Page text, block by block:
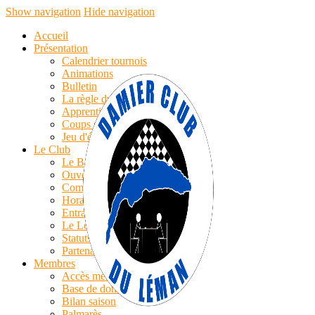
Show navigation Hide navigation
Accueil
Présentation
Calendrier tournois
Animations
Bulletin
La règle du jeu
Apprentissage
Coups simples
Jeu d'échecs
Le Club
Le Bureau
Ouverture
Compte-rendu AG
Horaires/Cotisations
Entrainements
Le Logo
Statuts
Partenaires
Membres
Accès membres
Base de données
Bilan saison